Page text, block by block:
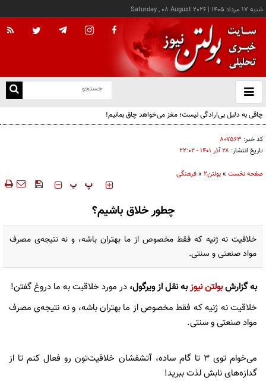
شنبه ۱۷ مرداد ۱۴۰۵ |
Saturday , 08 August 2026
باز
و
چاقی به دلیل بی‌ارادگی نیست؛ مغز می‌خواهد چاق بمانیم!
کد خبر: ۸۰۷۵۶۳
تاریخ انتشار: ۲۸ آذر ۱۴۰۱ - ۲۲:۰۲
صفحه نخست »بولتن2 »فرهنگی
‍‍‍ پ پ
چطور خلاق باشیم؟
خلاقیت نه ژنیه که فقط مخصوص از ما بهتران باشه، و نه نتیجه‌ی مصرف
مواد صنعتی و سنتی.
به گزارشبولتن نیوزبه نقل از ویرگول، در مورد خلاقیت به ما دروغ گفتن!
خلاقیت نه ژنیه که فقط مخصوص از ما بهتران باشه، و نه نتیجه‌ی مصرف
مواد صنعتی و سنتی.
می‌خوام توی 3 تا گام ساده، آتشفشان خلاقیت‌تون رو فعال کنم تا از
گدازه‌های نابش لذت ببرید!